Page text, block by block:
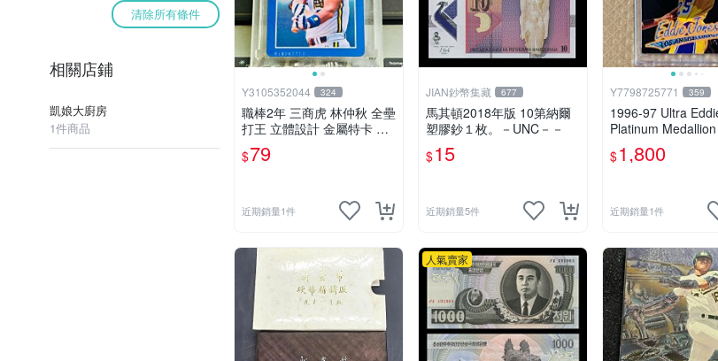
清除所有條件
相關店鋪
凱娘大廚房
1件商品
Y3105352044 324
職棒2年 三商虎 林仲秋 全壘
打王 立體設計 金屬特卡 稀
少 中職最矮全壘打王
$79
近期銷量1件
JIAN鈔幣集藏 677
馬其頓2018年版 10第納爾
塑膠鈔１枚。－UNC－－
$15
近期銷量5件
Y7798725771 359
1996-97 Ultra
Platinum
湖人、老卡、鑽石
$1,800
近期銷量1件
人氣賣家